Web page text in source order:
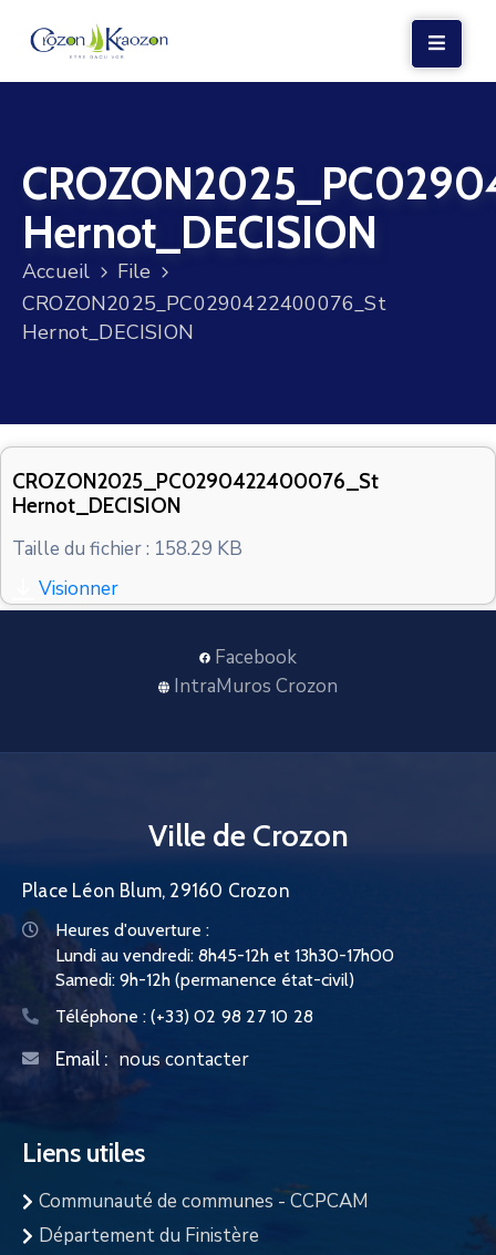
VIE
LOCALE
VIE
SOCIALE
TERRE
VOS
CONTACT
Hernot_DECISION
Accueil
File
CROZON2025_PC0290422400076_St
Hernot_DECISION
CROZON2025_PC0290422400076_St
Hernot_DECISION
Taille du fichier : 158.29 KB
Visionner
Facebook
IntraMuros Crozon
Ville de Crozon
Place Léon Blum, 29160 Crozon
Heures d'ouverture :
Lundi au vendredi: 8h45-12h et 13h30-17h00
Samedi: 9h-12h (permanence état-civil)
Téléphone : (+33) 02 98 27 10 28
Email : nous contacter
Liens utiles
Communauté de communes - CCPCAM
Département du Finistère